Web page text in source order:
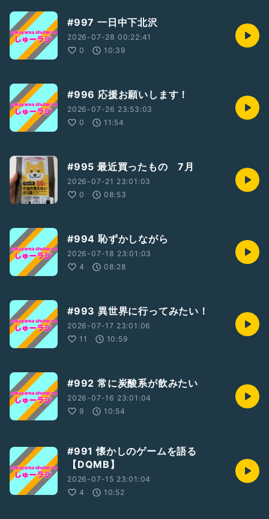
#997 一日中下北沢
2026-07-28 00:22:41
0
10:39
#996 応援お願いします！
2026-07-26 23:53:03
0
11:54
#995 最近買ったもの 7月
2026-07-21 23:01:03
0
08:53
#994 恥ずかしながら
2026-07-18 23:01:03
4
08:28
#993 異世界に行ってみたい！
2026-07-17 23:01:06
11
10:59
#992 常に炭酸系が飲みたい
2026-07-16 23:01:04
9
10:54
#991 懐かしのゲームを語る
【DQMB】
2026-07-15 23:01:04
4
10:52